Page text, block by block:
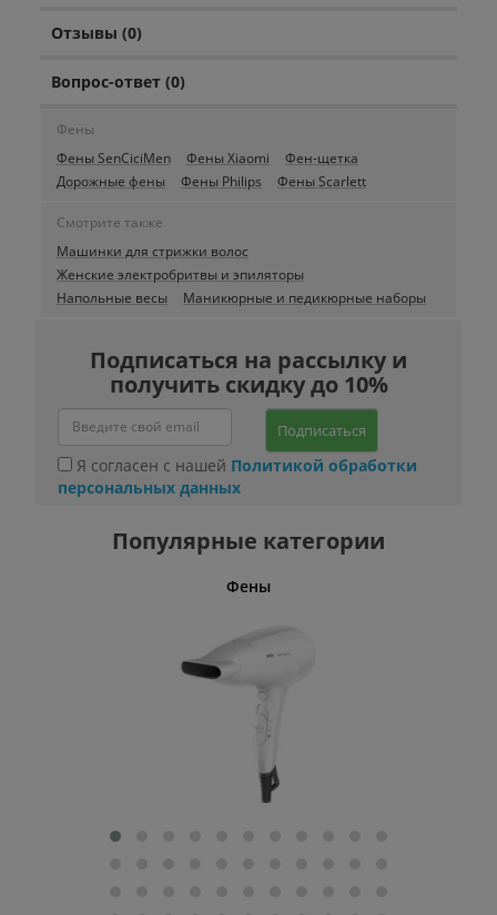
Отзывы (0)
Вопрос-ответ (0)
Фены
Фены SenCiciMen
Фены Xiaomi
Фен-щетка
Дорожные фены
Фены Philips Фены Scarlett
Смотрите также
Машинки для стрижки волос
Женские электробритвы и эпиляторы
Напольные весы
Маникюрные и педикюрные наборы
Подписаться на рассылку и
получить скидку до 10%
Подписаться
Я согласен с нашей Политикой обработки
персональных данных
Популярные категории
Фены